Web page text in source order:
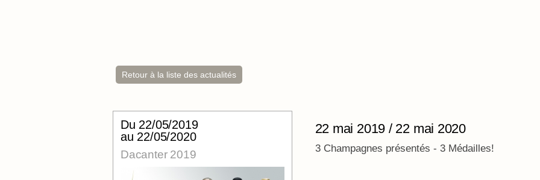
Retour à la liste des actualités
Du 22/05/2019
au 22/05/2020
Dacanter 2019
22 mai 2019 / 22 mai 2020
3 Champagnes présentés - 3 Médailles!